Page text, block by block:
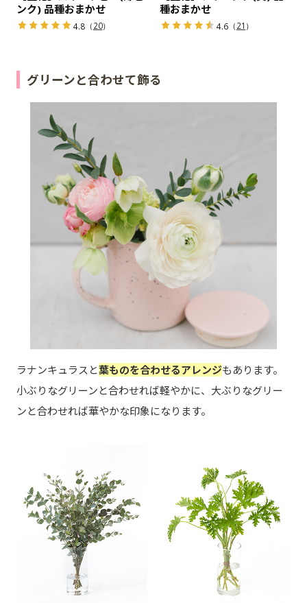
ンク) 品種おまかせ
4.8（20）
種おまかせ
4.6（21 ）
グリーンと合わせて飾る
ラナンキュラスと葉ものを合わせるアレンジもあります。
小ぶりなグリーンと合わせれば軽やかに、大ぶりなグリー
ンと合わせれば華やかな印象になります。